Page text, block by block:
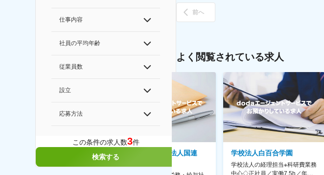
仕事内容
社員の平均年齢
従業員数
設立
応募方法
この条件の求人数3件
検索する
前へ
よく閲覧されている求人
株式会社ゲームフリーク
【庶務アシスタント】ポケモン
特定非営利活動法人国連
学校法人白百合学園
学校法人の経理担当※科研費業務